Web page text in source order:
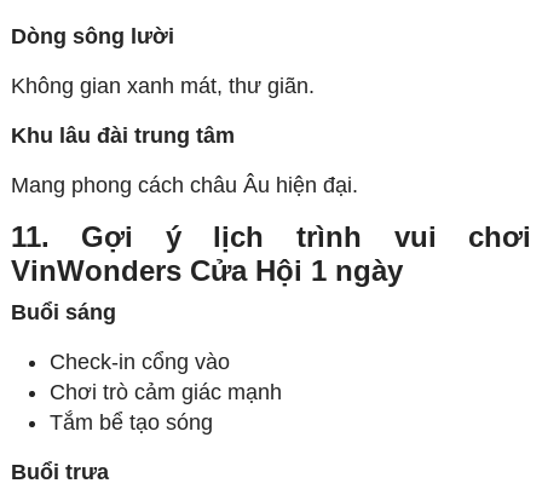
Dòng sông lười
Không gian xanh mát, thư giãn.
Khu lâu đài trung tâm
Mang phong cách châu Âu hiện đại.
11. Gợi ý lịch trình vui chơi
VinWonders Cửa Hội 1 ngày
Buổi sáng
Check-in cổng vào
Chơi trò cảm giác mạnh
Tắm bể tạo sóng
Buổi trưa